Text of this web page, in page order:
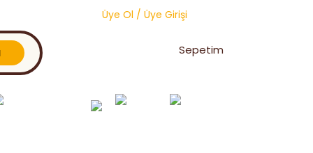
Üye Ol / Üye Girişi
Sepetim